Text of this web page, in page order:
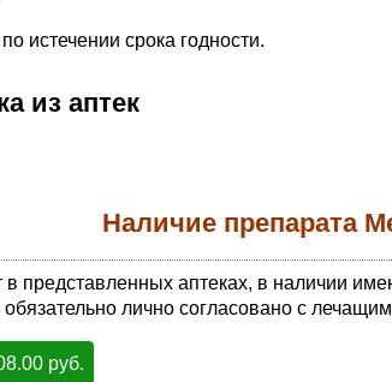
истечении срока годности.
из аптек
Наличие препарата
в представленных аптеках, в наличии
лично согласовано с
руб.